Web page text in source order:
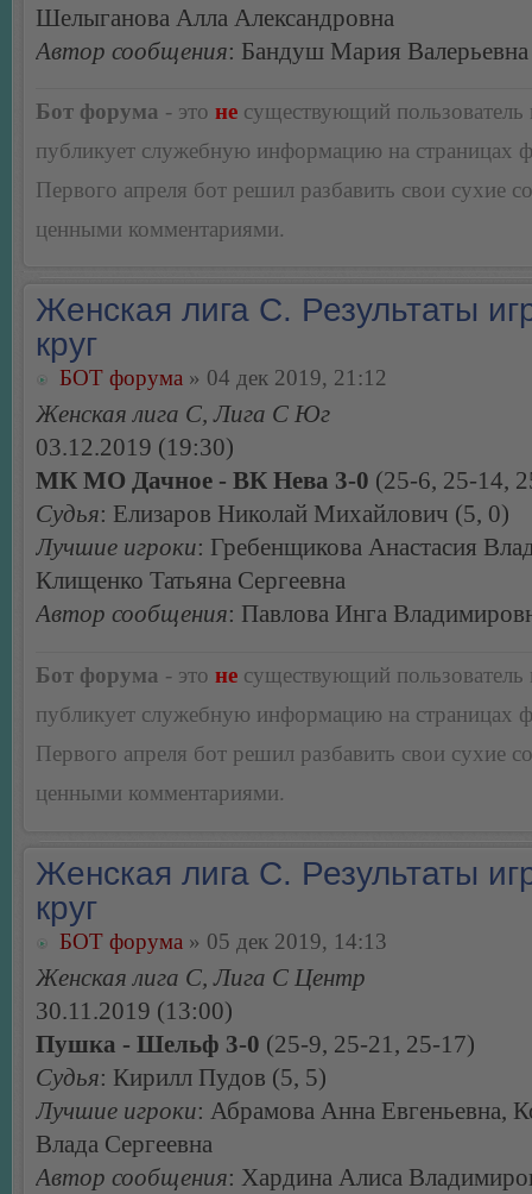
Шелыганова Алла Александровна
Автор сообщения: Бандуш Мария Валерьевна
Бот форума - это не существующий пользователь
публикует служебную информацию на страницах
Первого апреля бот решил разбавить свои сухие
ценными комментариями.
Женская лига С. Результаты
круг
БОТ форума » 04 дек 2019, 21:12
Женская лига С, Лига С Юг
03.12.2019 (19:30)
МК МО Дачное - ВК Нева 3-0 (25-6, 25-14,
Судья: Елизаров Николай Михайлович (5, 0)
Лучшие игроки: Гребенщикова Анастасия
Клищенко Татьяна Сергеевна
Автор сообщения: Павлова Инга
Бот форума - это не существующий пользователь
публикует служебную информацию на страницах
Первого апреля бот решил разбавить свои сухие
ценными комментариями.
Женская лига С. Результаты
круг
БОТ форума » 05 дек 2019, 14:13
Женская лига С, Лига С Центр
30.11.2019 (13:00)
Пушка - Шельф 3-0 (25-9, 25-21, 25-17)
Судья: Кирилл Пудов (5, 5)
Лучшие игроки: Абрамова Анна Евгеньевна,
Влада Сергеевна
Автор сообщения: Хардина Алиса